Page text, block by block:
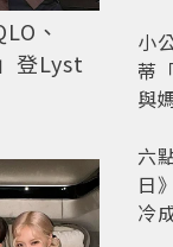
、
登Lyst
小
蒂
與
六
日
冷